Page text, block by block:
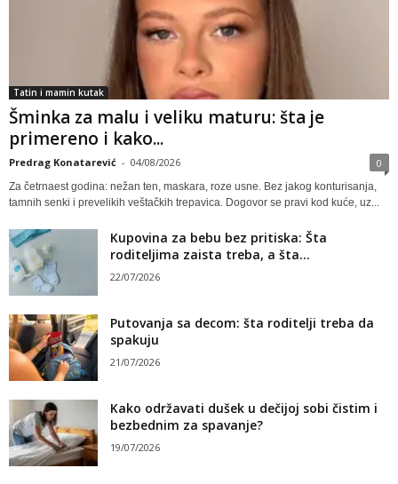
Tatin i mamin kutak
Šminka za malu i veliku maturu: šta je
primereno i kako...
Predrag Konatarević - 04/08/2026 0
Za četrnaest godina: nežan ten, maskara, roze usne. Bez jakog konturisanja,
tamnih senki i prevelikih veštačkih trepavica. Dogovor se pravi kod kuće, uz...
Kupovina za bebu bez pritiska: Šta
roditeljima zaista treba, a šta...
22/07/2026
Putovanja sa decom: šta roditelji treba da
spakuju
21/07/2026
Kako održavati dušek u dečijoj sobi čistim i
bezbednim za spavanje?
19/07/2026